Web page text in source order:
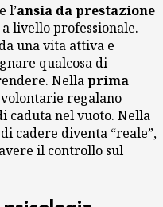
l’ansia da prestazione
livello professionale.
una vita attiva e
qualcosa di
Nellaprima
regalano
caduta nel vuoto. Nella
cadere diventa “reale”,
il controllo sul